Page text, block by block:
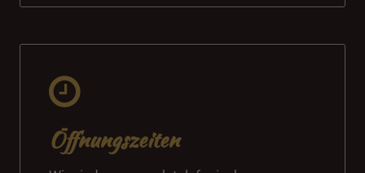
Öffnungszeiten